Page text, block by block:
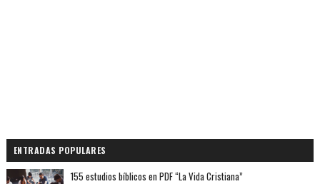
ENTRADAS POPULARES
155 estudios bíblicos en PDF “La Vida Cristiana”